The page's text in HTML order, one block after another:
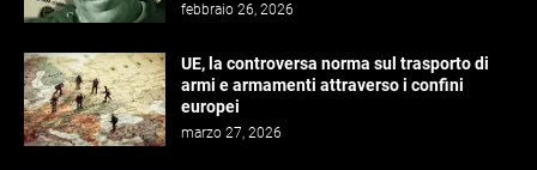
febbraio 26, 2026
UE, la controversa norma sul trasporto di
armi e armamenti attraverso i confini
europei
marzo 27, 2026